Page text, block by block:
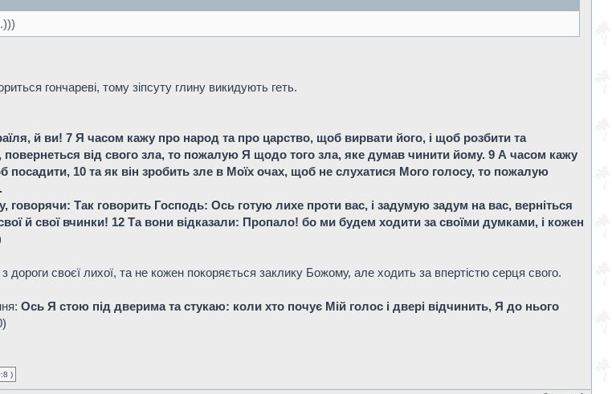
гончареві, тому зіпсуту глину викидують геть.
й ви! 7 Я часом кажу про народ та про царство, щоб вирвати його, і щоб розбити та
від свого зла, то пожалую Я щодо того зла, яке думав чинити йому. 9 А часом кажу
10 та як він зробить зле в Моїх очах, щоб не слухатися Мого голосу, то пожалую
Так говорить Господь: Ось готую лихе проти вас, і задумую задум на вас, верніться
й свої вчинки! 12 Та вони відказали: Пропало! бо ми будем ходити за своїми думками, і кожен
своєї лихої, та не кожен покоряється заклику Божому, але ходить за впертістю серця свого.
Ось Я стою під дверима та стукаю: коли хто почує Мій голос і двері відчинить, Я до нього
)